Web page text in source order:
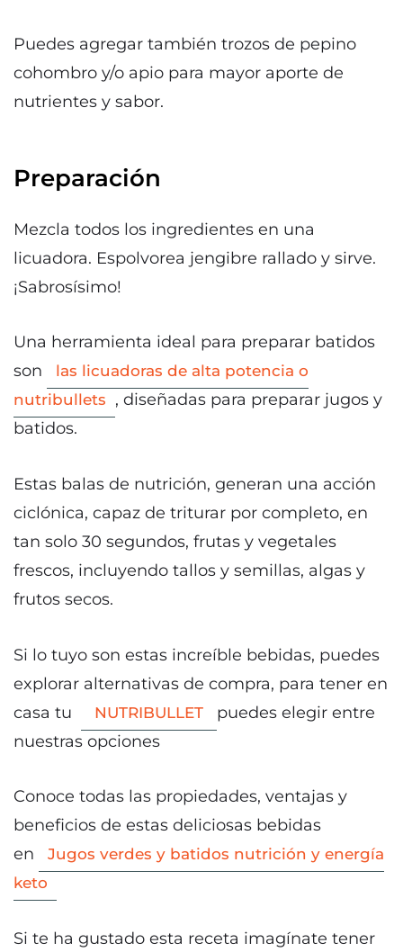
Puedes agregar también trozos de pepino
cohombro y/o apio para mayor aporte de
nutrientes y sabor.
Preparación
Mezcla todos los ingredientes en una
licuadora. Espolvorea jengibre rallado y sirve.
¡Sabrosísimo!
Una herramienta ideal para preparar batidos
son
las licuadoras de alta potencia o
nutribullets , diseñadas para preparar jugos y
batidos.
Estas balas de nutrición, generan una acción
ciclónica, capaz de triturar por completo, en
tan solo 30 segundos, frutas y vegetales
frescos, incluyendo tallos y semillas, algas y
frutos secos.
Si lo tuyo son estas increíble bebidas, puedes
explorar alternativas de compra, para tener en
casa tu
NUTRIBULLET
puedes elegir entre
nuestras opciones
Conoce todas las propiedades, ventajas y
beneficios de estas deliciosas bebidas
en
Jugos verdes y batidos nutrición y energía
keto
Si te ha gustado esta receta imagínate tener